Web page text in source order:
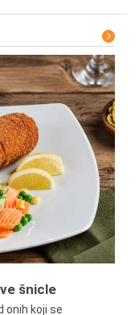
šnicle
onih koji se